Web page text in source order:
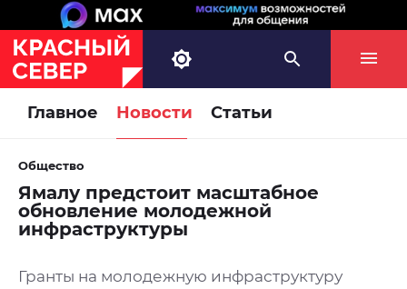
Главное Новости Статьи
Общество
Ямалу предстоит масштабное
обновление молодежной
инфраструктуры
Гранты на молодежную инфраструктуру